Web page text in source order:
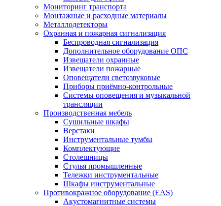
Мониторинг транспорта
Монтажные и расходные материалы
Металлодетекторы
Охранная и пожарная сигнализация
Беспроводная сигнализация
Дополнительное оборудование ОПС
Извещатели охранные
Извещатели пожарные
Оповещатели светозвуковые
Приборы приёмно-контрольные
Системы оповещения и музыкальной
трансляции
Производственная мебель
Cушильные шкафы
Верстаки
Инструментальные тумбы
Комплектующие
Столешницы
Стулья промышленные
Тележки инструментальные
Шкафы инструментальные
Противокражное оборудование (EAS)
Акустомагнитные системы